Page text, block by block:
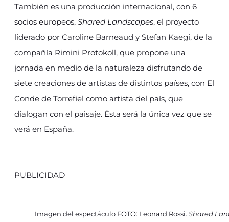
También es una producción internacional, con 6
socios europeos, Shared Landscapes, el proyecto
liderado por Caroline Barneaud y Stefan Kaegi, de la
compañía Rimini Protokoll, que propone una
jornada en medio de la naturaleza disfrutando de
siete creaciones de artistas de distintos países, con El
Conde de Torrefiel como artista del país, que
dialogan con el paisaje. Ésta será la única vez que se
verá en España.
PUBLICIDAD
Imagen del espectáculo FOTO: Leonard Rossi. Shared